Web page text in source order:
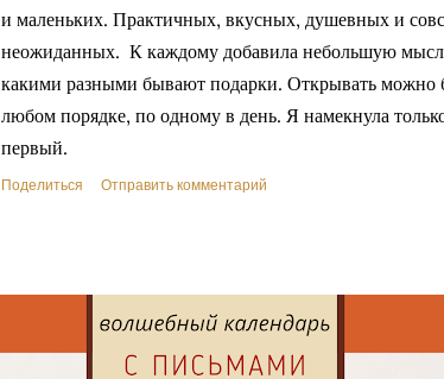
и маленьких. Практичных, вкусных, душевных и
неожиданных. К каждому добавила небольшую
какими разными бывают подарки. Открывать можно
любом порядке, по одному в день. Я намекнула
первый.
Поделиться Отправить комментарий